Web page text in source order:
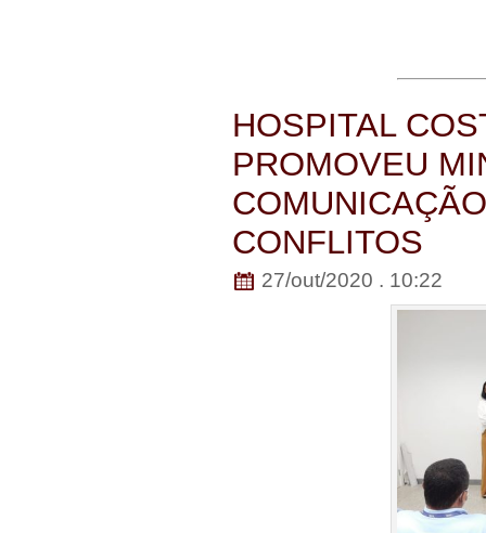
HOSPITAL
PROMOVEU
CONFLITOS
27/out/2020 . 10:22